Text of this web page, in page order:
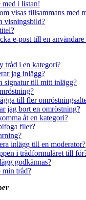
i listan!
visas tillsammans med
visningsbild?
e-post till en
tråd i en kategori?
jag inlägg?
signatur till mitt inlägg?
till fler
jag bort en omröstning?
åt en kategori?
filer?
inlägg till en moderator?
i trådformuläret till
godkännas?
tråd?